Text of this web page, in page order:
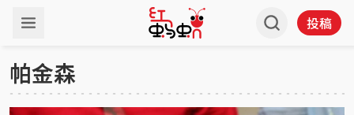
投稿
帕金森